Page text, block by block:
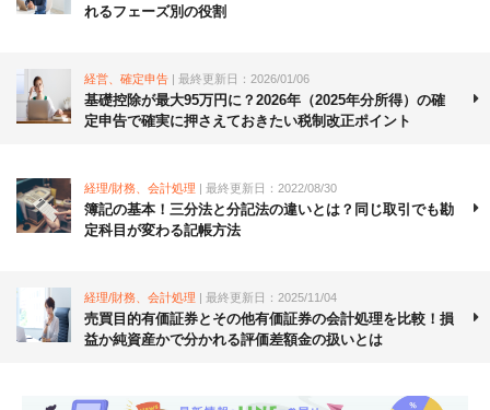
れるフェーズ別の役割
経営、確定申告 | 最終更新日：2026/01/06
基礎控除が最大95万円に？2026年（2025年分所得）の確
定申告で確実に押さえておきたい税制改正ポイント
経理/財務、会計処理 | 最終更新日：2022/08/30
簿記の基本！三分法と分記法の違いとは？同じ取引でも勘
定科目が変わる記帳方法
経理/財務、会計処理 | 最終更新日：2025/11/04
売買目的有価証券とその他有価証券の会計処理を比較！損
益か純資産かで分かれる評価差額金の扱いとは